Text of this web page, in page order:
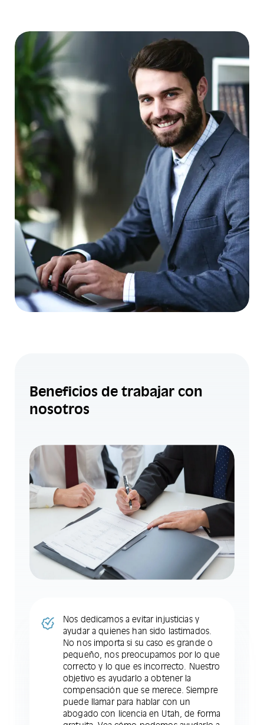
Beneficios de trabajar con
nosotros
Nos dedicamos a evitar injusticias y
ayudar a quienes han sido lastimados.
No nos importa si su caso es grande o
pequeño, nos preocupamos por lo que
correcto y lo que es incorrecto. Nuestro
objetivo es ayudarlo a obtener la
compensación que se merece. Siempre
puede llamar para hablar con un
abogado con licencia en Utah, de forma